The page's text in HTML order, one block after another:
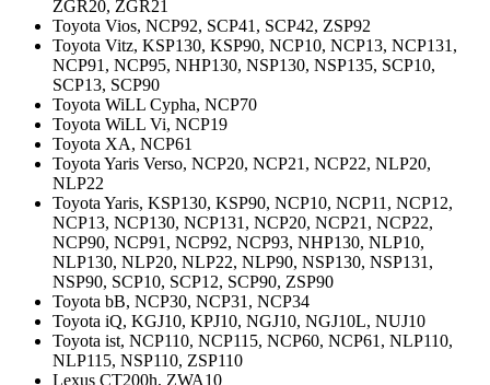
ZGR20, ZGR21
Toyota Vios, NCP92, SCP41, SCP42, ZSP92
Toyota Vitz, KSP130, KSP90, NCP10, NCP13, NCP131,
NCP91, NCP95, NHP130, NSP130, NSP135, SCP10,
SCP13, SCP90
Toyota WiLL Cypha, NCP70
Toyota WiLL Vi, NCP19
Toyota XA, NCP61
Toyota Yaris Verso, NCP20, NCP21, NCP22, NLP20,
NLP22
Toyota Yaris, KSP130, KSP90, NCP10, NCP11, NCP12,
NCP13, NCP130, NCP131, NCP20, NCP21, NCP22,
NCP90, NCP91, NCP92, NCP93, NHP130, NLP10,
NLP130, NLP20, NLP22, NLP90, NSP130, NSP131,
NSP90, SCP10, SCP12, SCP90, ZSP90
Toyota bB, NCP30, NCP31, NCP34
Toyota iQ, KGJ10, KPJ10, NGJ10, NGJ10L, NUJ10
Toyota ist, NCP110, NCP115, NCP60, NCP61, NLP110,
NLP115, NSP110, ZSP110
Lexus CT200h, ZWA10